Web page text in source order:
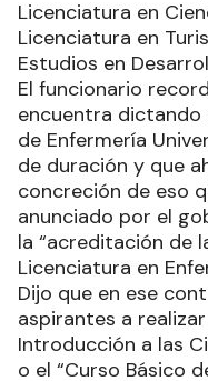
Licenciatura en
Licenciatura en
Estudios en
El funcionario
encuentra dictando
de Enfermería
de duración y que
concreción de eso
anunciado por el
la “acreditación de
Licenciatura en
Dijo que en ese
aspirantes a
Introducción a las
o el “Curso Básico